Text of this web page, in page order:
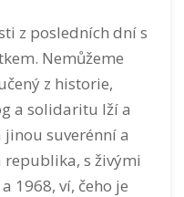
z posledních dní s
Nemůžeme
z historie,
a solidaritu lží a
suverénní a
republika, s živými
1968, ví, čeho je